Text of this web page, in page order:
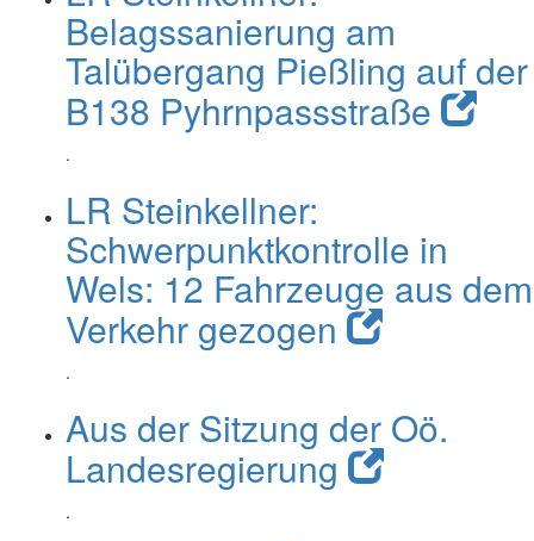
Belagssanierung am
Talübergang Pießling auf der
B138 Pyhrnpassstraße
.
LR Steinkellner:
Schwerpunktkontrolle in
Wels: 12 Fahrzeuge aus dem
Verkehr gezogen
.
Aus der Sitzung der Oö.
Landesregierung
.